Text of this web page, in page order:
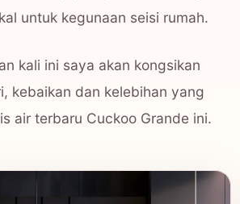
untuk kegunaan seisi rumah.
kali ini saya akan kongsikan
kebaikan dan kelebihan yang
air terbaru Cuckoo Grande ini.